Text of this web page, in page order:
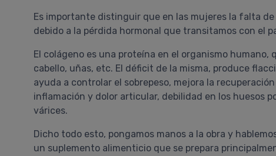
Es importante distinguir que en las mujeres la falta
debido a la pérdida hormonal que transitamos con el
El colágeno es una proteína en el organismo
cabello, uñas, etc. El déficit de la misma, produce
ayuda a controlar el sobrepeso, mejora la
inflamación y dolor articular, debilidad en los huesos
várices.
Dicho todo esto, pongamos manos a la obra y
un suplemento alimenticio que se prepara